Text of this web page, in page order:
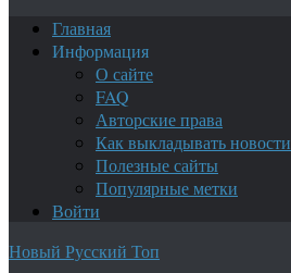
Главная
Информация
О сайте
FAQ
Авторские права
Как выкладывать новости
Полезные сайты
Популярные метки
Войти
Новый Русский Топ